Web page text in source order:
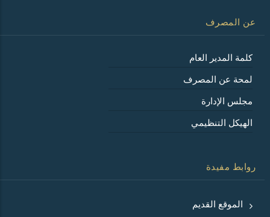
عن المصرف
كلمة المدير العام
لمحة عن المصرف
مجلس الإدارة
الهيكل التنظيمي
روابط مفيدة
الموقع القديم